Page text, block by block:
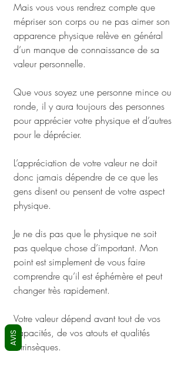
Mais vous vous rendrez compte que
mépriser son corps ou ne pas aimer son
apparence physique relève en général
d’un manque de connaissance de sa
valeur personnelle.
Que vous soyez une personne mince ou
ronde, il y aura toujours des personnes
pour apprécier votre physique et d’autres
pour le déprécier.
L’appréciation de votre valeur ne doit
donc jamais dépendre de ce que les
gens disent ou pensent de votre aspect
physique.
Je ne dis pas que le physique ne soit
pas quelque chose d’important. Mon
point est simplement de vous faire
comprendre qu’il est éphémère et peut
changer très rapidement.
Votre valeur dépend avant tout de vos
capacités, de vos atouts et qualités
intrinsèques.
AVIS